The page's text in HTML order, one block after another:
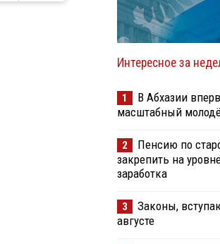
Интересное за
1
В Абхазии
масштабный
2
Пенсию по
закрепить на
заработка
3
Законы,
августе